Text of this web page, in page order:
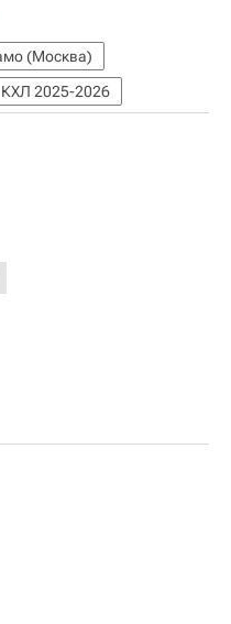
(Москва)
КХЛ 2025-2026